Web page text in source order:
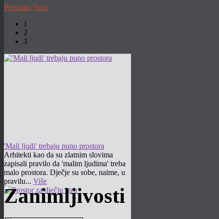
Previous Next
1
2
3
'Mali ljudi' trebaju puno prostora
Arhitekti kao da su zlatnim slovima
zapisali pravilo da 'malim ljudima' treba
malo prostora. Dječje su sobe, naime, u
pravilu... Više
Zanimljivosti